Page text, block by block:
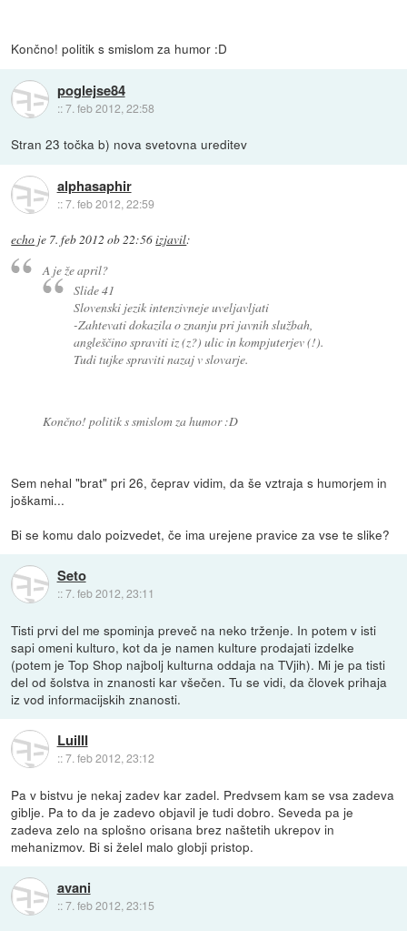
Končno! politik s smislom za humor :D
poglejse84
::7. feb 2012, 22:58
Stran 23 točka b) nova svetovna ureditev
alphasaphir
::7. feb 2012, 22:59
echo je 7. feb 2012 ob 22:56izjavil:
A je že april?
Slide 41
Slovenski jezik intenzivneje uveljavljati
-Zahtevati dokazila o znanju pri javnih službah,
angleščino spraviti iz (z?) ulic in kompjuterjev (!).
Tudi tujke spraviti nazaj v slovarje.
Končno! politik s smislom za humor :D
Sem nehal "brat" pri 26, čeprav vidim, da še vztraja s humorjem in
joškami...
Bi se komu dalo poizvedet, če ima urejene pravice za vse te slike?
Seto
::7. feb 2012, 23:11
Tisti prvi del me spominja preveč na neko trženje. In potem v isti
sapi omeni kulturo, kot da je namen kulture prodajati izdelke
(potem je Top Shop najbolj kulturna oddaja na TVjih). Mi je pa tisti
del od šolstva in znanosti kar všečen. Tu se vidi, da človek prihaja
iz vod informacijskih znanosti.
LuiIII
::7. feb 2012, 23:12
Pa v bistvu je nekaj zadev kar zadel. Predvsem kam se vsa zadeva
giblje. Pa to da je zadevo objavil je tudi dobro. Seveda pa je
zadeva zelo na splošno orisana brez naštetih ukrepov in
mehanizmov. Bi si želel malo globji pristop.
avani
::7. feb 2012, 23:15